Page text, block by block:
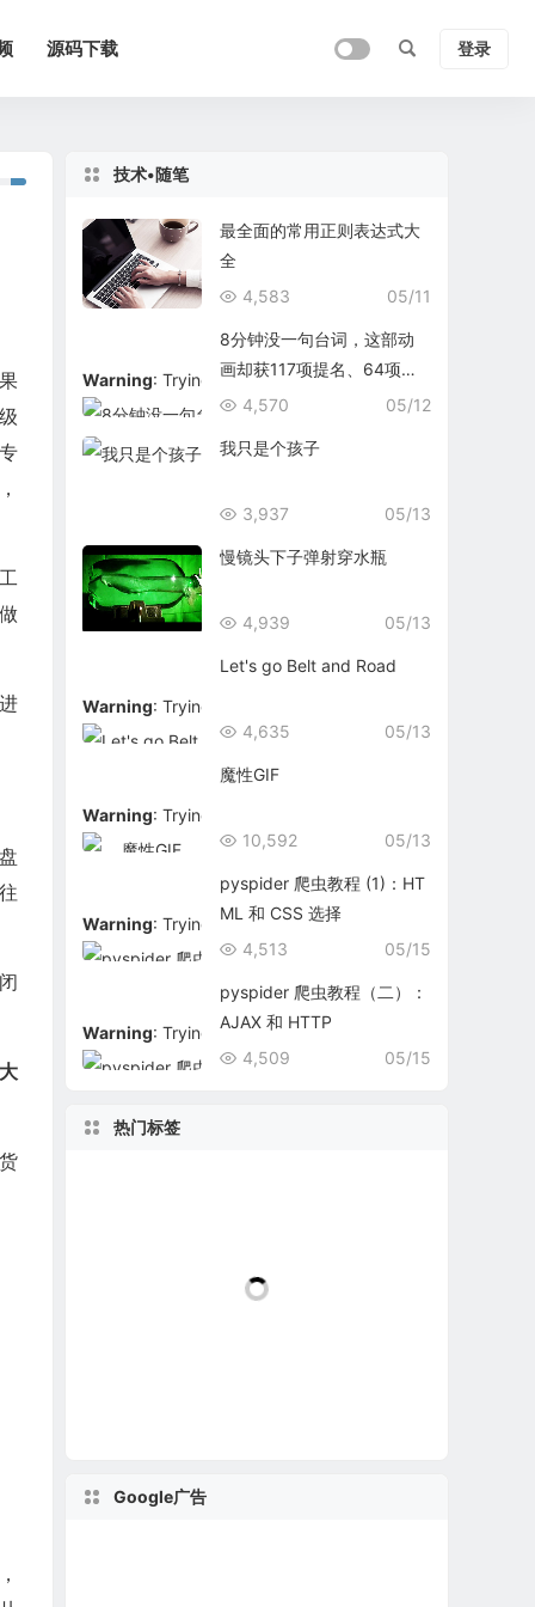
源码下载 登录
技术•随笔
最全面的常用正则表达式大
全
05/11
4,583
Warning: Trying to access array offset on false in
8分钟没一句台词，这部动
画却获117项提名、64项大
奖
05/12
4,570
我只是个孩子
05/13
3,937
慢镜头下子弹射穿水瓶
05/13
4,939
Warning: Trying to access array offset on false in
Let's go Belt and Road
05/13
4,635
Warning: Trying to access array offset on false in
魔性GIF
05/13
10,592
Warning: Trying to access array offset on false in
pyspider 爬虫教程 (1)：HT
ML 和 CSS 选择
05/15
4,513
Warning: Trying to access array offset on false in
pyspider 爬虫教程（二）：
AJAX 和 HTTP
05/15
4,509
热门标签
Google广告